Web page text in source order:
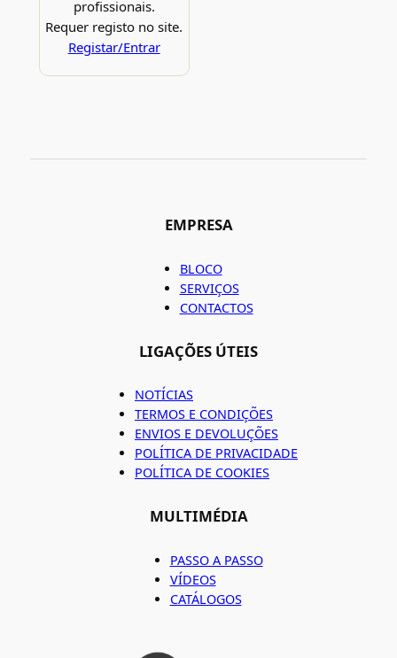
profissionais.
Requer registo no site.
Registar/Entrar
EMPRESA
BLOCO
SERVIÇOS
CONTACTOS
LIGAÇÕES ÚTEIS
NOTÍCIAS
TERMOS E CONDIÇÕES
ENVIOS E DEVOLUÇÕES
POLÍTICA DE PRIVACIDADE
POLÍTICA DE COOKIES
MULTIMÉDIA
PASSO A PASSO
VÍDEOS
CATÁLOGOS